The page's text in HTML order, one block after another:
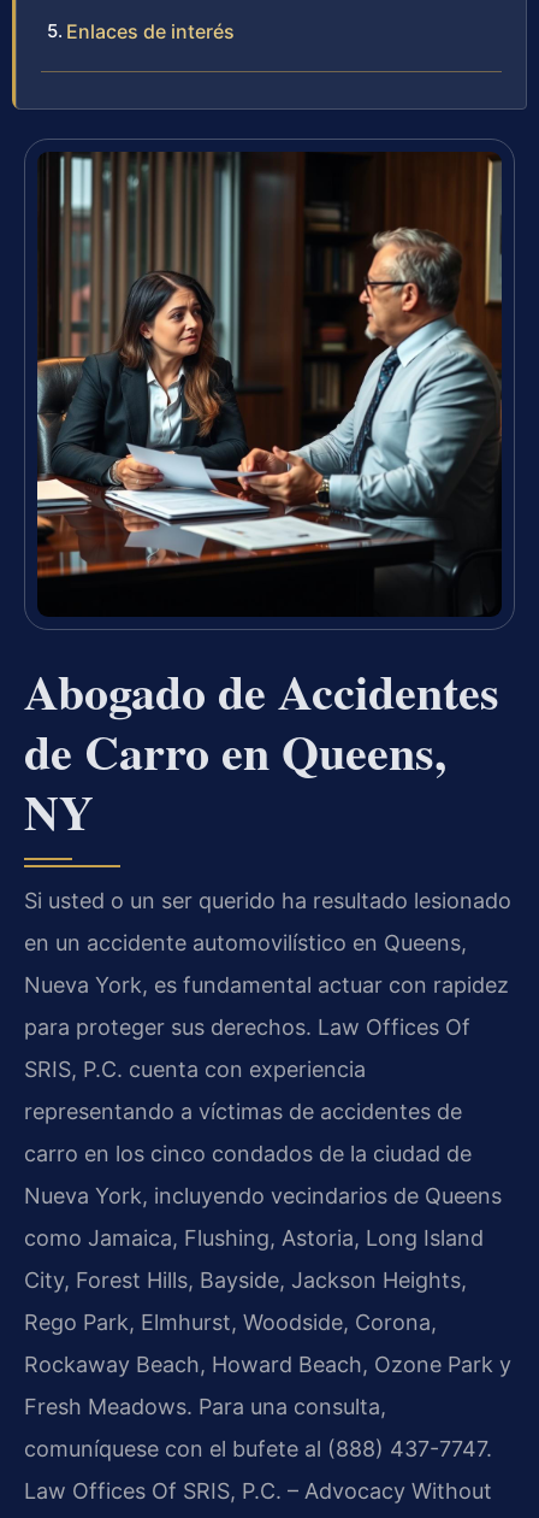
Enlaces de interés
Abogado de Accidentes
de Carro en Queens,
NY
Si usted o un ser querido ha resultado lesionado
en un accidente automovilístico en Queens,
Nueva York, es fundamental actuar con rapidez
para proteger sus derechos. Law Offices Of
SRIS, P.C. cuenta con experiencia
representando a víctimas de accidentes de
carro en los cinco condados de la ciudad de
Nueva York, incluyendo vecindarios de Queens
como Jamaica, Flushing, Astoria, Long Island
City, Forest Hills, Bayside, Jackson Heights,
Rego Park, Elmhurst, Woodside, Corona,
Rockaway Beach, Howard Beach, Ozone Park y
Fresh Meadows. Para una consulta,
comuníquese con el bufete al (888) 437-7747.
Law Offices Of SRIS, P.C. – Advocacy Without